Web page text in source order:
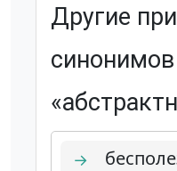
Другие
→